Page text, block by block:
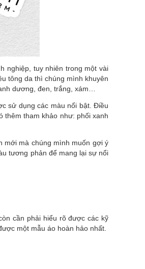
nghiệp, tuy nhiên trong một vài
tông da thì chúng mình khuyên
dương, đen, trắng, xám…
sử dụng các màu nổi bật. Điều
thêm tham khảo như: phối xanh
mới mà chúng mình muốn gợi ý
tương phản để mang lại sự nổi
cần phải hiểu rõ được các kỹ
một mẫu áo hoàn hảo nhất.